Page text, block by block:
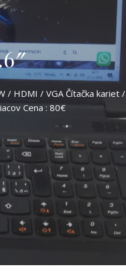
/ HDMI / VGA Čítačka kariet /
Cena : 80€